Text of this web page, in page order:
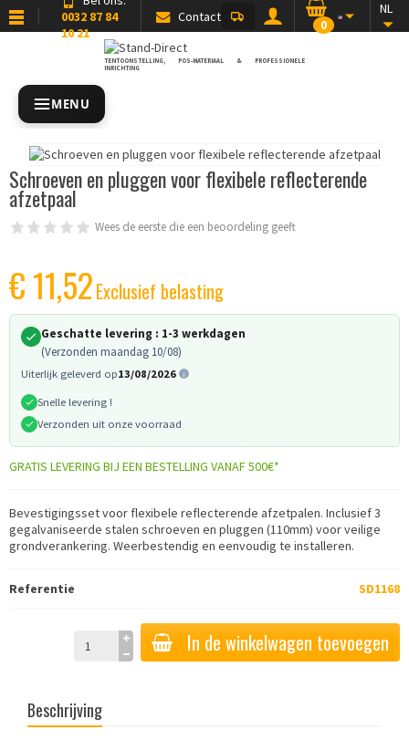
0032 87 84
10 21
Contact NL
0
TENTOONSTELLING, POS-MATERIAAL & PROFESSIONELE
INRICHTING
MENU
Schroeven en pluggen voor flexibele reflecterende
afzetpaal
Wees de eerste die een beoordeling geeft
€ 11,52Exclusief belasting
Geschatte levering : 1-3 werkdagen
(Verzonden maandag 10/08)
Uiterlijk geleverd op13/08/2026
Snelle levering !
Verzonden uit onze voorraad
GRATIS LEVERING BIJ EEN BESTELLING VANAF 500€*
Bevestigingsset voor flexibele reflecterende afzetpalen. Inclusief 3
gegalvaniseerde stalen schroeven en pluggen (110mm) voor veilige
grondverankering. Weerbestendig en eenvoudig te installeren.
Referentie SD1168
In de winkelwagen toevoegen
Beschrijving